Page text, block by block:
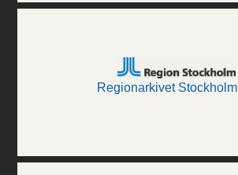
Regionarkivet Stockholm